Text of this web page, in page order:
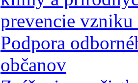
prevencie vzniku
Podpora
občanov